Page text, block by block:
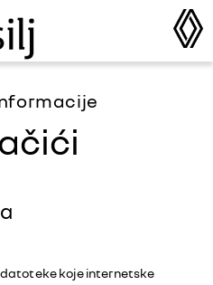
koje internetske